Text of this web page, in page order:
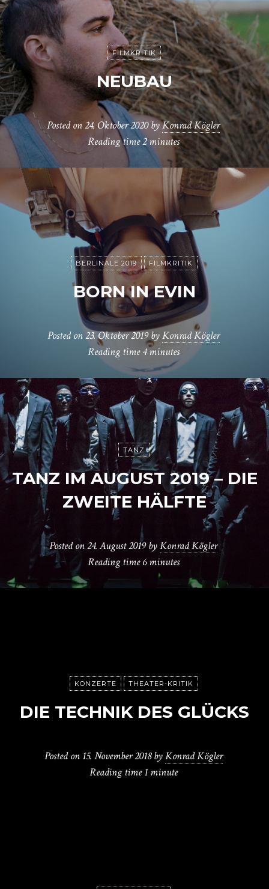
FILMKRITIK
NEUBAU
Posted on24. Oktober 2020 byKonrad Kögler
Reading time2 minutes
BERLINALE 2019 FILMKRITIK
BORN IN EVIN
Posted on23. Oktober 2019 byKonrad Kögler
Reading time4 minutes
TANZ
TANZ IM AUGUST 2019 – DIE
ZWEITE HÄLFTE
Posted on24. August 2019 byKonrad Kögler
Reading time6 minutes
KONZERTE THEATER-KRITIK
DIE TECHNIK DES GLÜCKS
Posted on 15. November 2018 byKonrad Kögler
Reading time1 minute